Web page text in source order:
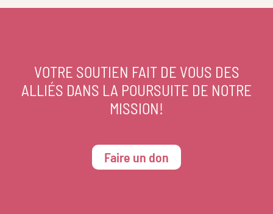
VOTRE SOUTIEN FAIT DE VOUS DES
ALLIÉS DANS LA POURSUITE DE NOTRE
MISSION!
Faire un don